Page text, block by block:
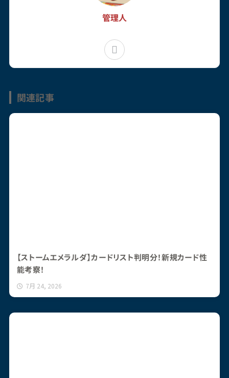
管理人
関連記事
【ストームエメラルダ】カードリスト判明分！新規カード性
能考察！
7月 24, 2026